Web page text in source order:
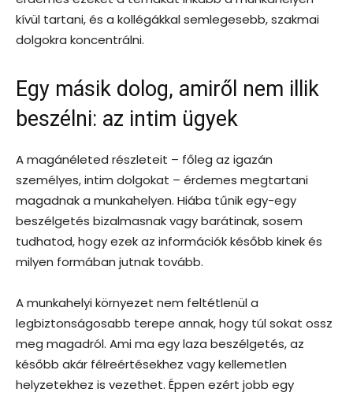
kívül tartani, és a kollégákkal semlegesebb, szakmai
dolgokra koncentrálni.
Egy másik dolog, amiről nem illik
beszélni: az intim ügyek
A magánéleted részleteit – főleg az igazán
személyes, intim dolgokat – érdemes megtartani
magadnak a munkahelyen. Hiába tűnik egy-egy
beszélgetés bizalmasnak vagy barátinak, sosem
tudhatod, hogy ezek az információk később kinek és
milyen formában jutnak tovább.
A munkahelyi környezet nem feltétlenül a
legbiztonságosabb terepe annak, hogy túl sokat ossz
meg magadról. Ami ma egy laza beszélgetés, az
később akár félreértésekhez vagy kellemetlen
helyzetekhez is vezethet. Éppen ezért jobb egy